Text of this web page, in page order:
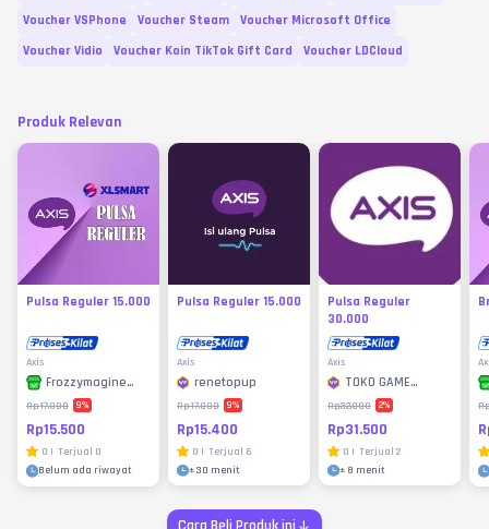
Voucher VSPhone
Voucher Steam
Voucher Microsoft Office
Voucher Vidio
Voucher Koin TikTok Gift Card Voucher LDCloud
Produk Relevan
Pulsa Reguler 15.000
Axis
Frozzymagine
Store
Rp17.000 9%
Rp15.500
0 | Terjual 0
Belum ada riwayat
Pulsa Reguler 15.000
Axis
renetopup
Rp17.000 9%
Rp15.400
0 | Terjual 6
±30 menit
Pulsa Reguler
30.000
Axis
TOKO GAME
MURAH
Rp32.000 2%
Rp31.500
0 | Terjual 2
± 8 menit